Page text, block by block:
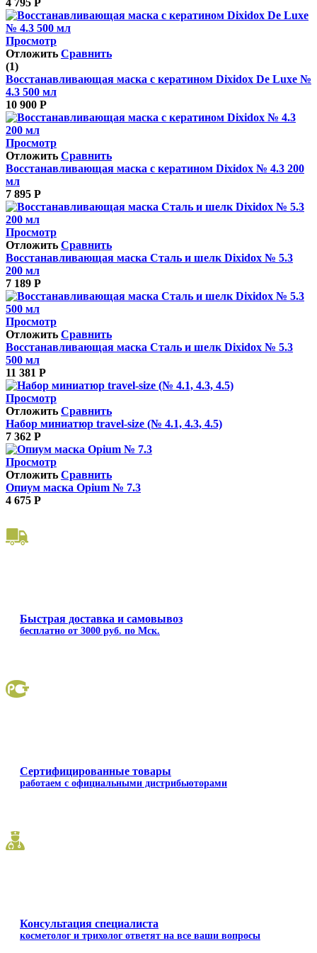
Просмотр
Отложить Сравнить
(1)
Восстанавливающая маска с кератином Dixidox De Luxe №
4.3 500 мл
10 900 Р
Просмотр
Отложить Сравнить
Восстанавливающая маска с кератином Dixidox № 4.3 200
мл
7 895 Р
Просмотр
Отложить Сравнить
Восстанавливающая маска Сталь и шелк Dixidox № 5.3
200 мл
7 189 Р
Просмотр
Отложить Сравнить
Восстанавливающая маска Сталь и шелк Dixidox № 5.3
500 мл
11 381 Р
Просмотр
Отложить Сравнить
Набор миниатюр travel-size (№ 4.1, 4.3, 4.5)
7 362 Р
Просмотр
Отложить Сравнить
Опиум маска Opium № 7.3
4 675 Р
Быстрая доставка и самовывоз
бесплатно от 3000 руб. по Мск.
Сертифицированные товары
работаем с официальными дистрибьюторами
Консультация специалиста
косметолог и трихолог ответят на все ваши вопросы